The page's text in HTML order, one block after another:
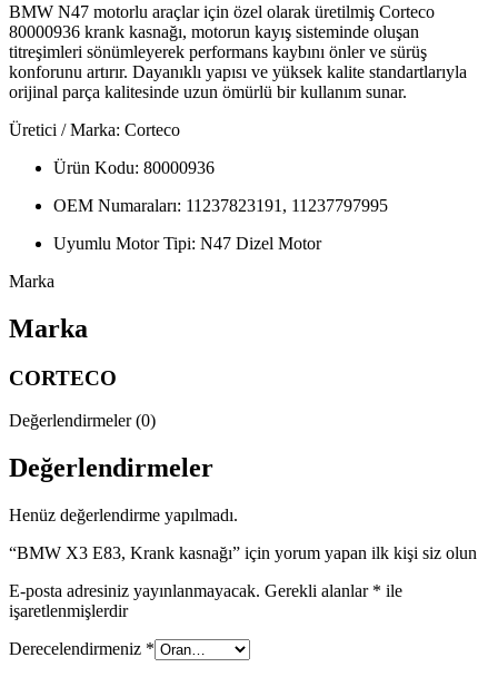
BMW N47 motorlu araçlar için özel olarak üretilmiş Corteco
80000936 krank kasnağı, motorun kayış sisteminde oluşan
titreşimleri sönümleyerek performans kaybını önler ve sürüş
konforunu artırır. Dayanıklı yapısı ve yüksek kalite standartlarıyla
orijinal parça kalitesinde uzun ömürlü bir kullanım sunar.
Üretici / Marka: Corteco
Ürün Kodu: 80000936
OEM Numaraları: 11237823191, 11237797995
Uyumlu Motor Tipi: N47 Dizel Motor
Marka
Marka
CORTECO
Değerlendirmeler (0)
Değerlendirmeler
Henüz değerlendirme yapılmadı.
“BMW X3 E83, Krank kasnağı” için yorum yapan ilk kişi siz olun
E-posta adresiniz yayınlanmayacak. Gerekli alanlar * ile
işaretlenmişlerdir
Derecelendirmeniz *